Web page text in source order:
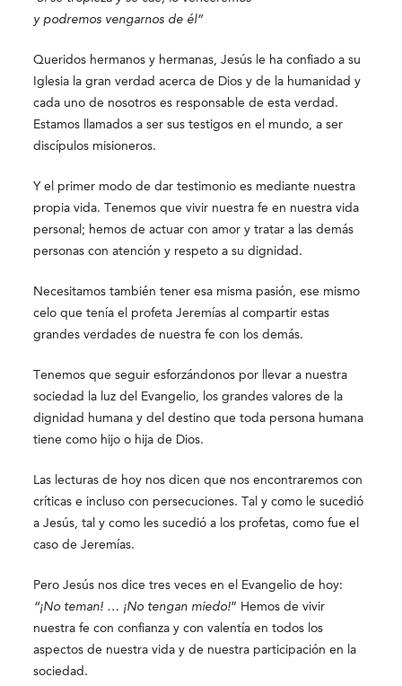
y podremos vengarnos de él”
Queridos hermanos y hermanas, Jesús le ha confiado a su
Iglesia la gran verdad acerca de Dios y de la humanidad y
cada uno de nosotros es responsable de esta verdad.
Estamos llamados a ser sus testigos en el mundo, a ser
discípulos misioneros.
Y el primer modo de dar testimonio es mediante nuestra
propia vida. Tenemos que vivir nuestra fe en nuestra vida
personal; hemos de actuar con amor y tratar a las demás
personas con atención y respeto a su dignidad.
Necesitamos también tener esa misma pasión, ese mismo
celo que tenía el profeta Jeremías al compartir estas
grandes verdades de nuestra fe con los demás.
Tenemos que seguir esforzándonos por llevar a nuestra
sociedad la luz del Evangelio, los grandes valores de la
dignidad humana y del destino que toda persona humana
tiene como hijo o hija de Dios.
Las lecturas de hoy nos dicen que nos encontraremos con
críticas e incluso con persecuciones. Tal y como le sucedió
a Jesús, tal y como les sucedió a los profetas, como fue el
caso de Jeremías.
Pero Jesús nos dice tres veces en el Evangelio de hoy:
“¡No teman! … ¡No tengan miedo!” Hemos de vivir
nuestra fe con confianza y con valentía en todos los
aspectos de nuestra vida y de nuestra participación en la
sociedad.